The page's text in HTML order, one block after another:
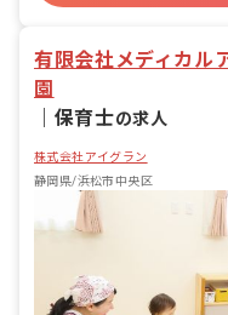
昇給昇進あり
有限会社メディカル
園
保育士の求人
株式会社アイグラン
静岡県/浜松市中央区